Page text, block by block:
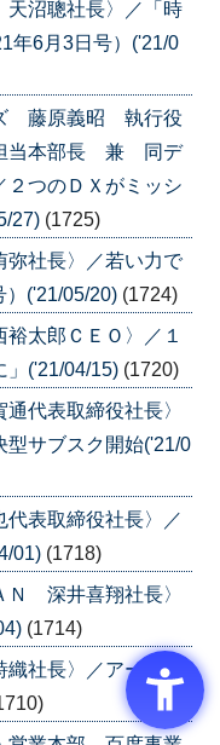
沼聰社長〉／「時
年6月3日号）('21/0
藤原義昭 執行役
当本部長 兼 同デ
２つのＤＸがミッシ
27) (1725)
社長〉／若い力で
）('21/05/20) (1724)
太郎ＣＥＯ〉／１
」('21/04/15) (1720)
代表取締役社長〉
型サブスク開始('21/0
表取締役社長〉／
01) (1718)
深井喜翔社長〉
(1714)
社長〉／アート文